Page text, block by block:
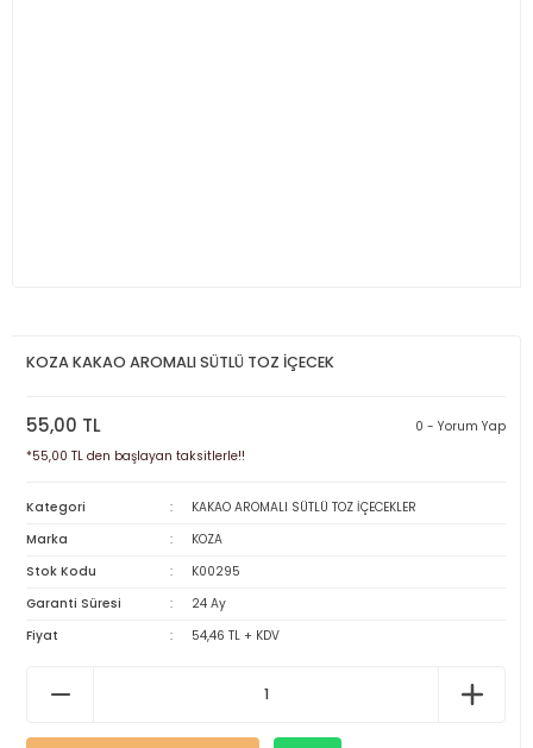
KOZA KAKAO AROMALI SÜTLÜ TOZ İÇECEK
55,00 TL
0 - Yorum Yap
*55,00 TL den başlayan taksitlerle!!
Kategori
KAKAO AROMALI SÜTLÜ TOZ İÇECEKLER
Marka
KOZA
Stok Kodu
K00295
Garanti Süresi
24 Ay
Fiyat
54,46 TL + KDV